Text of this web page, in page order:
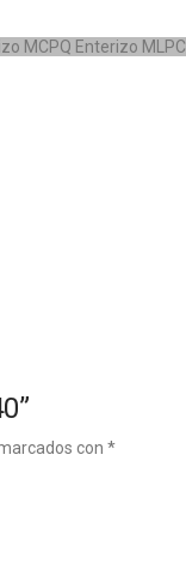
MCPQ Enterizo MLPC
con *